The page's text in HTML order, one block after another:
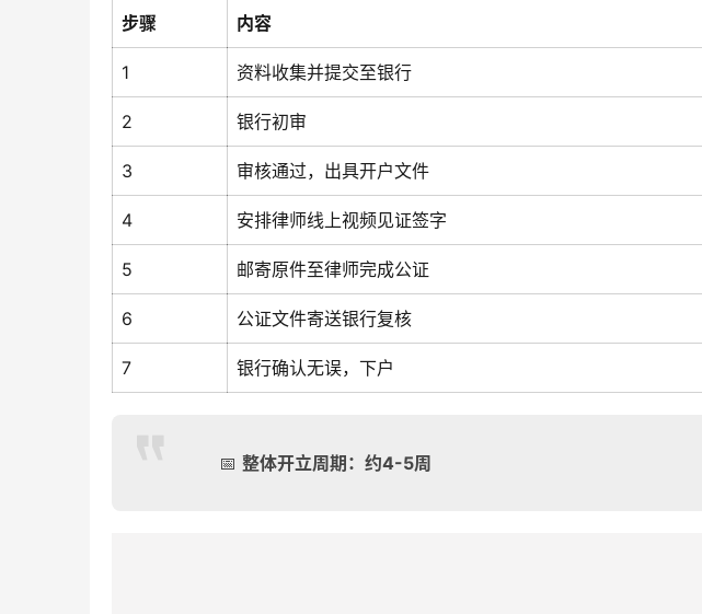
步骤 内容
1 资料收集并提交至银行
2 银行初审
3 审核通过，出具开户文件
4 安排律师线上视频见证签字
5 邮寄原件至律师完成公证
6 公证文件寄送银行复核
7 银行确认无误，下户
📅 整体开立周期：约4-5周